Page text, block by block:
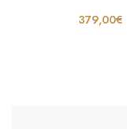
379,00€